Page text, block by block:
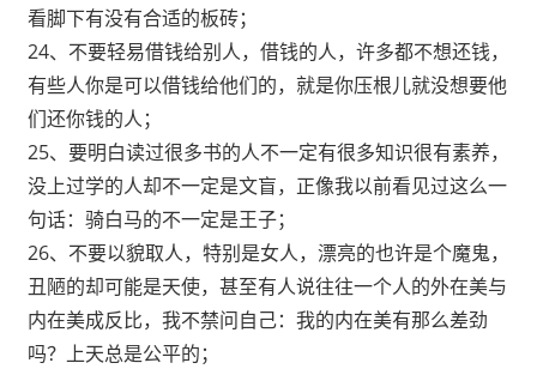
看脚下有没有合适的板砖；
24、不要轻易借钱给别人，借钱的人，许多都不想还钱，
有些人你是可以借钱给他们的，就是你压根儿就没想要他
们还你钱的人；
25、要明白读过很多书的人不一定有很多知识很有素养，
没上过学的人却不一定是文盲，正像我以前看见过这么一
句话：骑白马的不一定是王子；
26、不要以貌取人，特别是女人，漂亮的也许是个魔鬼，
丑陋的却可能是天使，甚至有人说往往一个人的外在美与
内在美成反比，我不禁问自己：我的内在美有那么差劲
吗？上天总是公平的；